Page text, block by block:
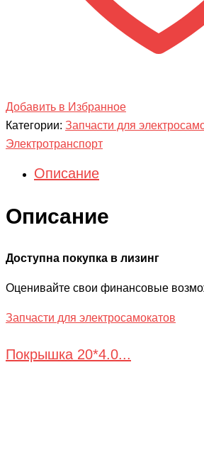
Добавить в Избранное
Категории: Запчасти для
Электротранспорт
Описание
Описание
Доступна покупка в лизинг
Оценивайте свои финансовые
Запчасти для электросамокатов
Покрышка 20*4.0...